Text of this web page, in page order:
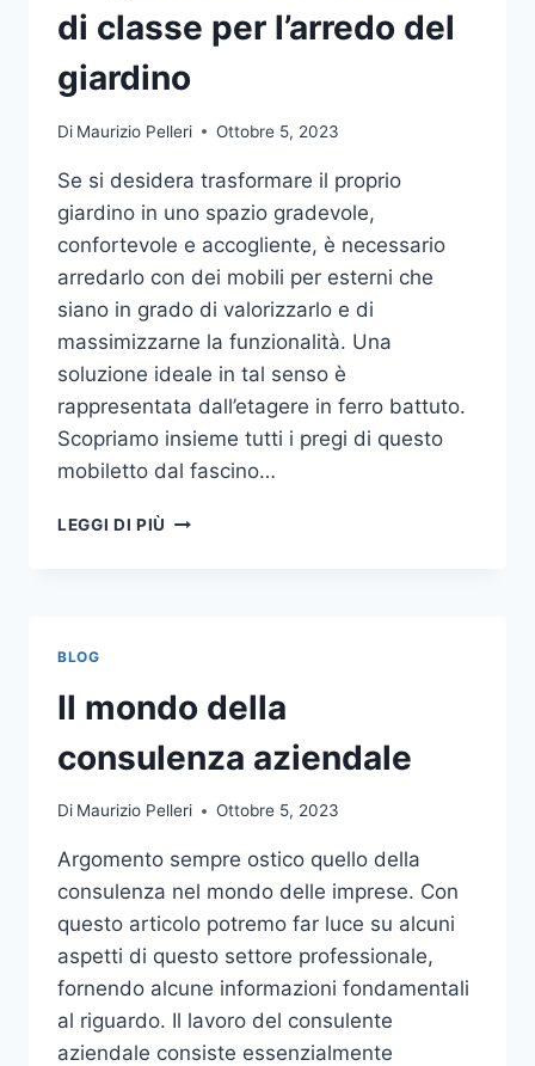
di classe per l’arredo del
giardino
Di Maurizio Pelleri Ottobre 5, 2023
Se si desidera trasformare il proprio
giardino in uno spazio gradevole,
confortevole e accogliente, è necessario
arredarlo con dei mobili per esterni che
siano in grado di valorizzarlo e di
massimizzarne la funzionalità. Una
soluzione ideale in tal senso è
rappresentata dall’etagere in ferro battuto.
Scopriamo insieme tutti i pregi di questo
mobiletto dal fascino…
LEGGI DI PIÙ ETAGERE
PER
L’ARREDO
GIARDINO
BLOG
Il mondo della
consulenza aziendale
Di Maurizio Pelleri Ottobre 5, 2023
Argomento sempre ostico quello della
consulenza nel mondo delle imprese. Con
questo articolo potremo far luce su alcuni
aspetti di questo settore professionale,
fornendo alcune informazioni fondamentali
al riguardo. Il lavoro del consulente
aziendale consiste essenzialmente